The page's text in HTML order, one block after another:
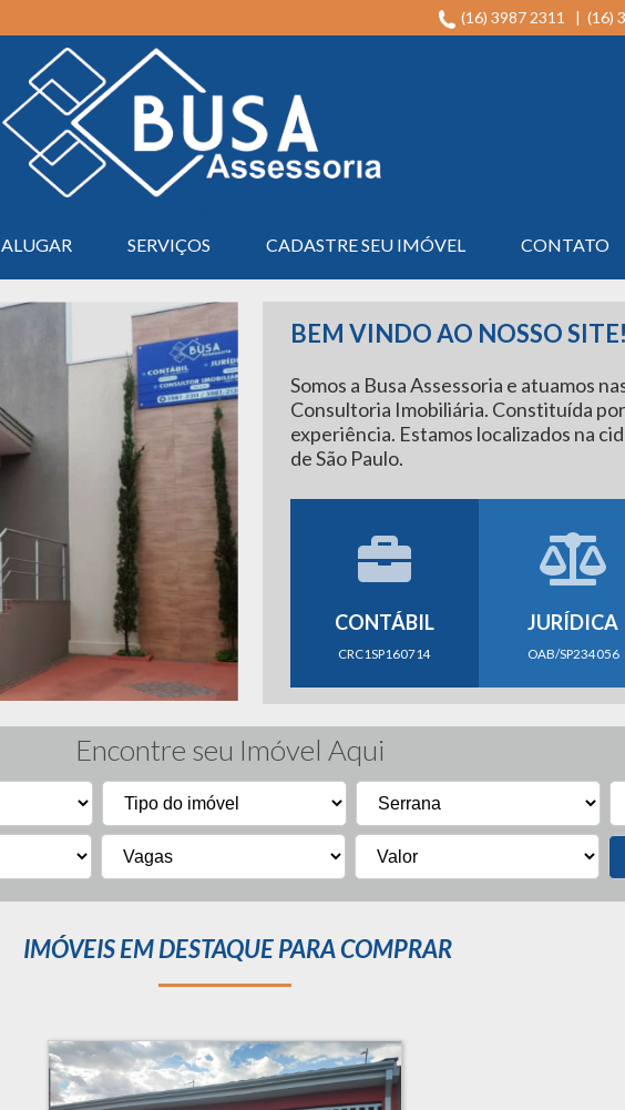
(16) 3987 2311 | (16)
ALUGAR SERVIÇOS CADASTRE SEU IMÓVEL CONTATO
BEM VINDO AO NOSSO SITE!
Somos a Busa Assessoria e atuamos
Consultoria Imobiliária. Constituída
experiência. Estamos localizados na
de São Paulo.
CONTÁBIL
CRC1SP160714
JURÍDICA
OAB/SP234056
Encontre seu Imóvel Aqui
IMÓVEIS EM DESTAQUE PARA COMPRAR